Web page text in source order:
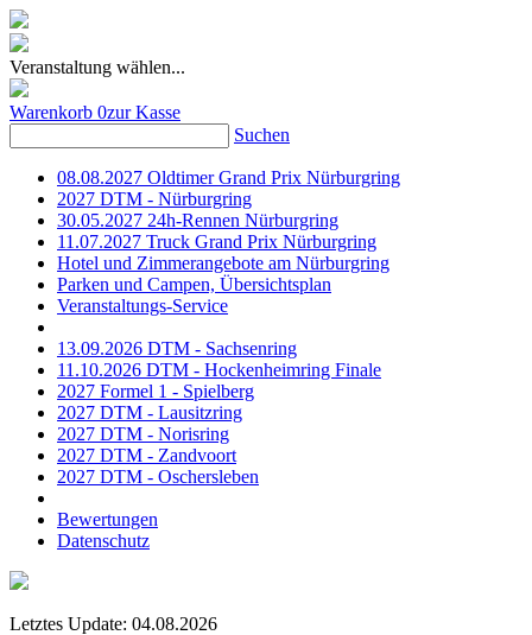
Veranstaltung wählen...
Warenkorb 0zur Kasse
Suchen
08.08.2027 Oldtimer Grand Prix Nürburgring
2027 DTM - Nürburgring
30.05.2027 24h-Rennen Nürburgring
11.07.2027 Truck Grand Prix Nürburgring
Hotel und Zimmerangebote am Nürburgring
Parken und Campen, Übersichtsplan
Veranstaltungs-Service
13.09.2026 DTM - Sachsenring
11.10.2026 DTM - Hockenheimring Finale
2027 Formel 1 - Spielberg
2027 DTM - Lausitzring
2027 DTM - Norisring
2027 DTM - Zandvoort
2027 DTM - Oschersleben
Bewertungen
Datenschutz
Letztes Update: 04.08.2026